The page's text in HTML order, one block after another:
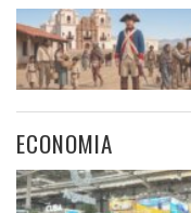
ECONOMIA